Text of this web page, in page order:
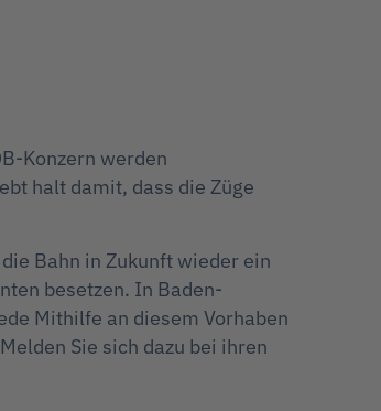
Konzern werden
halt damit, dass die Züge
Bahn in Zukunft wieder ein
besetzen. In Baden-
Mithilfe an diesem Vorhaben
Sie sich dazu bei ihren